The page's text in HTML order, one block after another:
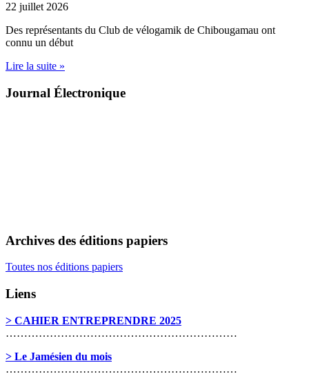
22 juillet 2026
Des représentants du Club de vélogamik de Chibougamau ont
connu un début
Lire la suite »
Journal Électronique
Archives des éditions papiers
Toutes nos éditions papiers
Liens
> CAHIER ENTREPRENDRE 2025
………………………………………………………
> Le Jamésien du mois
………………………………………………………